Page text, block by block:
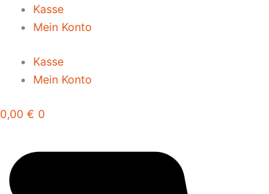
Zum
Inhalt
Kasse
Mein Konto
Kasse
Mein Konto
0,00 € 0